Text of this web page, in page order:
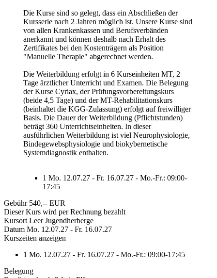
Die Kurse sind so gelegt, dass ein Abschließen der
Kursserie nach 2 Jahren möglich ist. Unsere Kurse sind
von allen Krankenkassen und Berufsverbänden
anerkannt und können deshalb nach Erhalt des
Zertifikates bei den Kostenträgern als Position
"Manuelle Therapie" abgerechnet werden.
Die Weiterbildung erfolgt in 6 Kurseinheiten MT, 2
Tage ärztlicher Unterricht und Examen. Die Belegung
der Kurse Cyriax, der Prüfungsvorbereitungskurs
(beide 4,5 Tage) und der MT-Rehabilitationskurs
(beinhaltet die KGG-Zulassung) erfolgt auf freiwilliger
Basis. Die Dauer der Weiterbildung (Pflichtstunden)
beträgt 360 Unterrichtseinheiten. In dieser
ausführlichen Weiterbildung ist viel Neurophysiologie,
Bindegewebsphysiologie und biokybernetische
Systemdiagnostik enthalten.
1 Mo. 12.07.27 - Fr. 16.07.27 - Mo.-Fr.: 09:00-
17:45
Gebühr 540,-- EUR
Dieser Kurs wird per Rechnung bezahlt
Kursort Leer Jugendherberge
Datum Mo. 12.07.27 - Fr. 16.07.27
Kurszeiten anzeigen
1 Mo. 12.07.27 - Fr. 16.07.27 - Mo.-Fr.: 09:00-17:45
Belegung